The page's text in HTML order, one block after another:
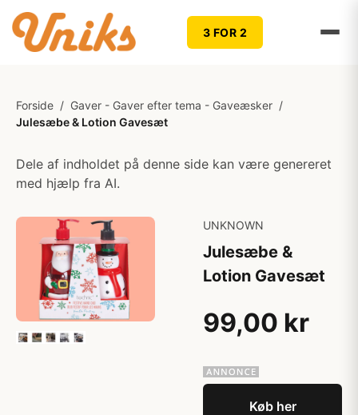
3 FOR 2
Forside / Gaver - Gaver efter tema - Gaveæsker /
Julesæbe & Lotion Gavesæt
Dele af indholdet på denne side kan være genereret
med hjælp fra AI.
UNKNOWN
Julesæbe &
Lotion Gavesæt
99,00 kr
Køb her